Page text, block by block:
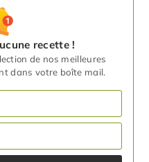
recette !
de nos meilleures
dans votre boîte mail.